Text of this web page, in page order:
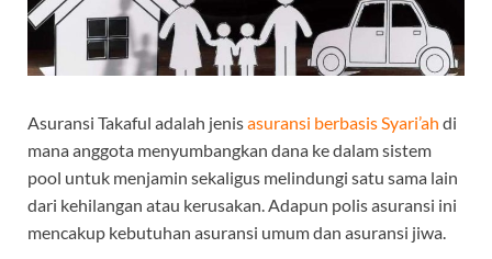
Asuransi Takaful adalah jenisasuransi berbasis Syari’ah di
mana anggota menyumbangkan dana ke dalam sistem
pool untuk menjamin sekaligus melindungi satu sama lain
dari kehilangan atau kerusakan. Adapun polis asuransi ini
mencakup kebutuhan asuransi umum dan asuransi jiwa.